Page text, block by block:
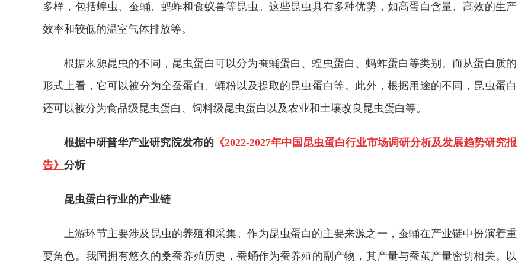
多样，包括蝗虫、蚕蛹、蚂蚱和食蚁兽等昆虫。这些昆虫具有多种优势，如高蛋白含量、高效的生产
效率和较低的温室气体排放等。
根据来源昆虫的不同，昆虫蛋白可以分为蚕蛹蛋白、蝗虫蛋白、蚂蚱蛋白等类别。而从蛋白质的
形式上看，它可以被分为全蚕蛋白、蛹粉以及提取的昆虫蛋白等。此外，根据用途的不同，昆虫蛋白
还可以被分为食品级昆虫蛋白、饲料级昆虫蛋白以及农业和土壤改良昆虫蛋白等。
根据中研普华产业研究院发布的《2022-2027年中国昆虫蛋白行业市场调研分析及发展趋势研究报
告》 分析
昆虫蛋白行业的产业链
上游环节主要涉及昆虫的养殖和采集。作为昆虫蛋白的主要来源之一，蚕蛹在产业链中扮演着重
要角色。我国拥有悠久的桑蚕养殖历史，蚕蛹作为蚕养殖的副产物，其产量与蚕茧产量密切相关。以